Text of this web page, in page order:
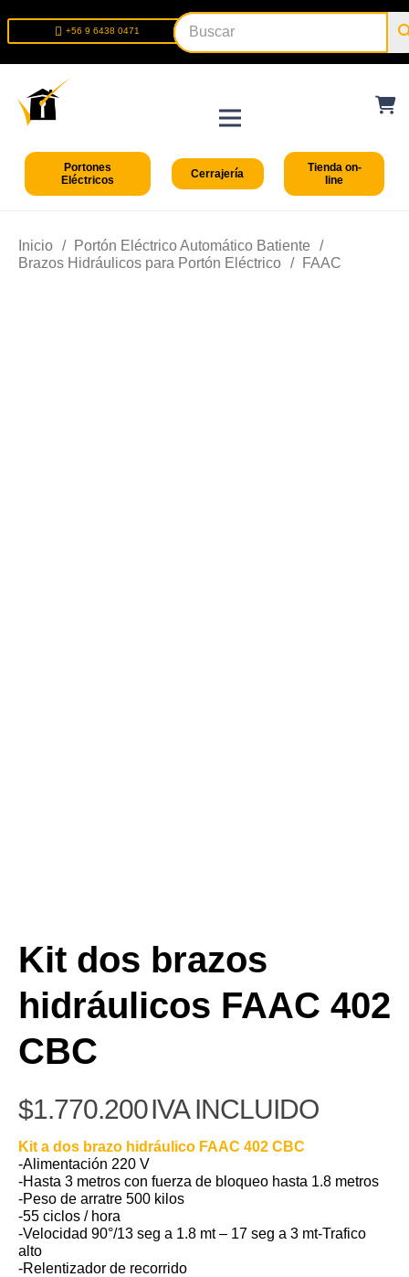
+56 9 6438 0471
Portones
Eléctricos
Cerrajería
Tienda on-
line
Inicio / Portón Eléctrico Automático Batiente
/
Brazos Hidráulicos para Portón Eléctrico / FAAC
Kit dos brazos
hidráulicos FAAC 402
CBC
$1.770.200IVA INCLUIDO
Kit a dos brazo hidráulico FAAC 402 CBC
-Alimentación 220 V
-Hasta 3 metros con fuerza de bloqueo hasta 1.8 metros
-Peso de arratre 500 kilos
-55 ciclos / hora
-Velocidad 90°/13 seg a 1.8 mt – 17 seg a 3 mt-Trafico
alto
-Relentizador de recorrido